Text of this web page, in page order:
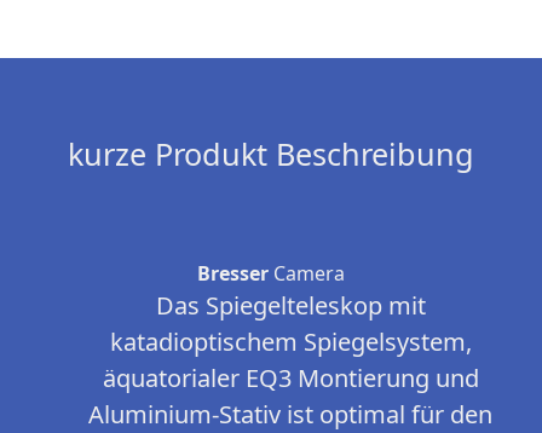
kurze Produkt Beschreibung
Bresser Camera
Das Spiegelteleskop mit
katadioptischem Spiegelsystem,
äquatorialer EQ3 Montierung und
Aluminium-Stativ ist optimal für den